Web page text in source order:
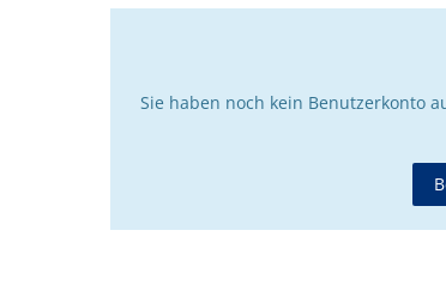
Sie haben noch kein Benutzerkonto